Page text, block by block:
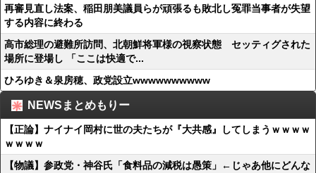
再審見直し法案、稲田朋美議員らが頑張るも敗北し冤罪当事者が失望
する内容に終わる
高市総理の避難所訪問、北朝鮮将軍様の視察状態 セッティグされた
場所に登場し 「ここは快適で...
ひろゆき＆泉房穂、政党設立wwwwwwwwww
NEWSまとめもりー
【正論】ナイナイ岡村に世の夫たちが『大共感』してしまうｗｗｗｗ
ｗｗｗｗ
【物議】参政党・神谷氏「食料品の減税は愚策」←じゃあ他にどんな